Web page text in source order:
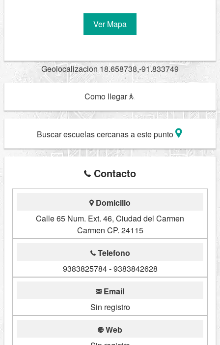
Ver Mapa
Geolocalizacion 18.658738,-91.833749
Como llegar
Buscar escuelas cercanas a este punto
Contacto
Domicilio
Calle 65 Num. Ext. 46, Ciudad del Carmen
Carmen CP. 24115
Telefono
9383825784 - 9383842628
Email
Sin registro
Web